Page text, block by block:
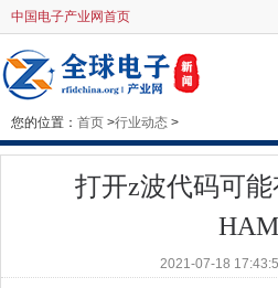
中国电子产业网首页
您的位置： 首页 >行业动态 >
打开z波代码可
HAM
2021-07-18